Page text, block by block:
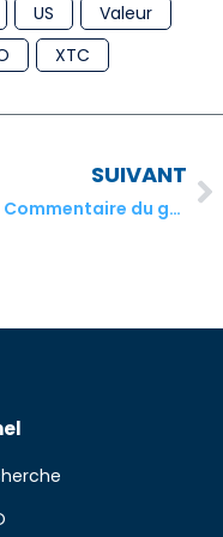
US
Valeur
XTC
SUIVANT
Commentaire du gestionnaire de portefeuille – dècembre 2018